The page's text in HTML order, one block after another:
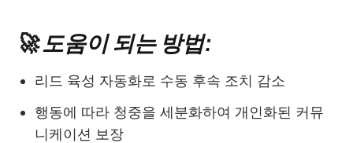
🚀 도움이 되는 방법:
리드 육성 자동화로 수동 후속 조치 감소
행동에 따라 청중을 세분화하여 개인화된 커뮤
니케이션 보장